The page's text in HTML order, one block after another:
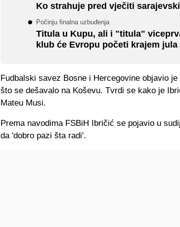
Ko strahuje pred vječiti
Počinju finalna uzbuđenja
Titula u Kupu, ali i "titula"
klub će Evropu početi krajem jula
Fudbalski savez Bosne i Hercegovine objavio
što se dešavalo na Koševu. Tvrdi se kako je
Mateu Musi.
Prema navodima FSBiH Ibričić se pojavio u
da 'dobro pazi šta radi'.